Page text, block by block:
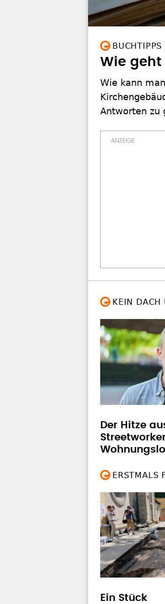
Wie geht
Wie kann
Antworten zu
KEIN DACH
Der Hitze
ERSTMALS
Ein Stück